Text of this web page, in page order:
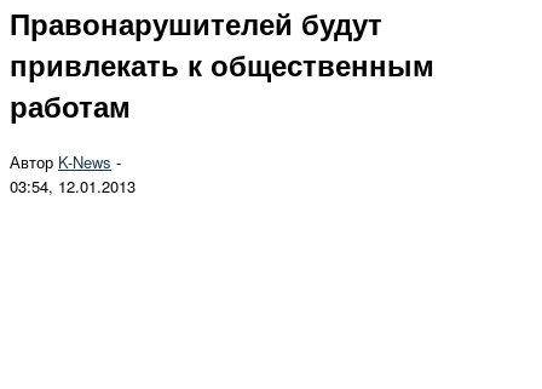
Правонарушителей будут
привлекать к общественным
работам
Автор K-News -
03:54, 12.01.2013